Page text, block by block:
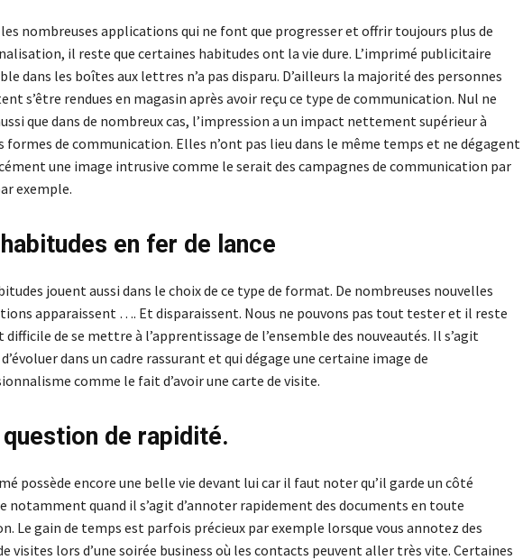
nombreuses applications qui ne font que progresser et offrir toujours plus de
il reste que certaines habitudes ont la vie dure. L’imprimé publicitaire
dans les boîtes aux lettres n’a pas disparu. D’ailleurs la majorité des personnes
s’être rendues en magasin après avoir reçu ce type de communication. Nul ne
que dans de nombreux cas, l’impression a un impact nettement supérieur à
formes de communication. Elles n’ont pas lieu dans le même temps et ne dégagent
une image intrusive comme le serait des campagnes de communication par
exemple.
en fer de lance
jouent aussi dans le choix de ce type de format. De nombreuses nouvelles
apparaissent …. Et disparaissent. Nous ne pouvons pas tout tester et il reste
difficile de se mettre à l’apprentissage de l’ensemble des nouveautés. Il s’agit
dans un cadre rassurant et qui dégage une certaine image de
comme le fait d’avoir une carte de visite.
question de rapidité.
possède encore une belle vie devant lui car il faut noter qu’il garde un côté
notamment quand il s’agit d’annoter rapidement des documents en toute
Le gain de temps est parfois précieux par exemple lorsque vous annotez des
visites lors d’une soirée business où les contacts peuvent aller très vite. Certaines